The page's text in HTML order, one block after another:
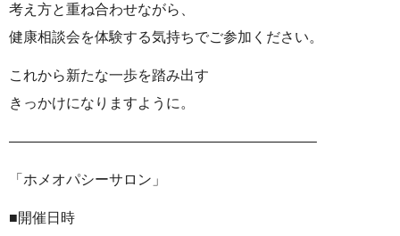
考え方と重ね合わせながら、
健康相談会を体験する気持ちでご参加ください。
これから新たな一歩を踏み出す
きっかけになりますように。
—————————————————————–
「ホメオパシーサロン」
■開催日時